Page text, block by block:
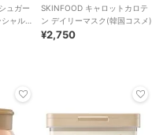
ュガー
ャルス
SKINFOOD キャロットカロテ
ン デイリーマスク(韓国コスメ)
¥2,750